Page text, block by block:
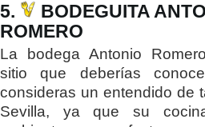
5.
BODEGUITA
ROMERO
La bodega Antonio
sitio que deberías
consideras un entendido de
Sevilla, ya que su